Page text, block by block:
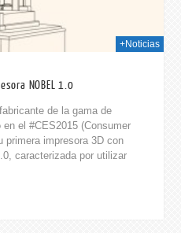
+Noticias
NOBEL 1.0
de la gama de
el #CES2015 (Consumer
primera impresora 3D con
caracterizada por utilizar